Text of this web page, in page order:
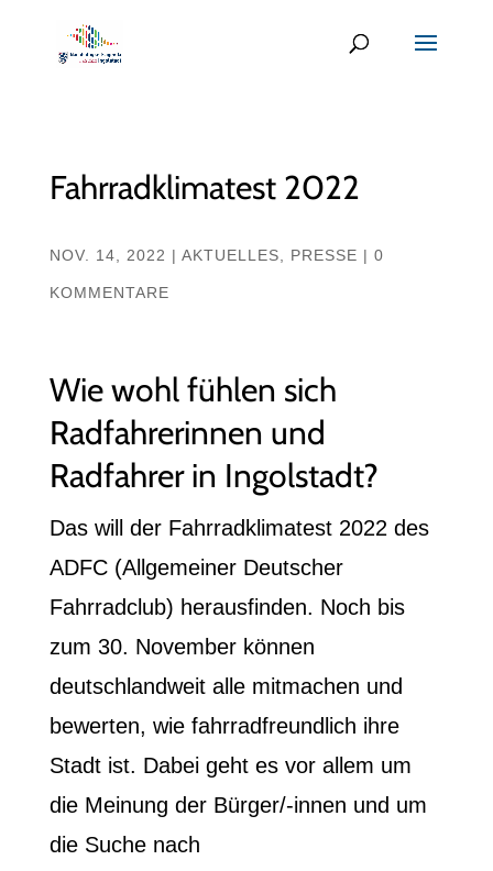
Fahrradklimatest 2022
NOV. 14, 2022 | AKTUELLES PRESSE | 0
KOMMENTARE
Wie wohl fühlen sich
Radfahrerinnen und
Radfahrer in Ingolstadt?
Das will der Fahrradklimatest 2022 des
ADFC (Allgemeiner Deutscher
Fahrradclub) herausfinden. Noch bis
zum 30. November können
deutschlandweit alle mitmachen und
bewerten, wie fahrradfreundlich ihre
Stadt ist. Dabei geht es vor allem um
die Meinung der Bürger/-innen und um
die Suche nach